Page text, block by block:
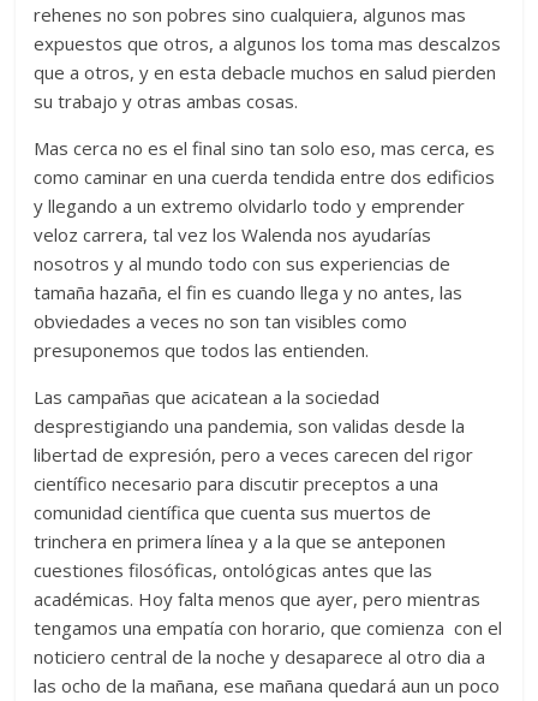
rehenes no son pobres sino cualquiera, algunos mas
expuestos que otros, a algunos los toma mas descalzos
que a otros, y en esta debacle muchos en salud pierden
su trabajo y otras ambas cosas.
Mas cerca no es el final sino tan solo eso, mas cerca, es
como caminar en una cuerda tendida entre dos edificios
y llegando a un extremo olvidarlo todo y emprender
veloz carrera, tal vez los Walenda nos ayudarías
nosotros y al mundo todo con sus experiencias de
tamaña hazaña, el fin es cuando llega y no antes, las
obviedades a veces no son tan visibles como
presuponemos que todos las entienden.
Las campañas que acicatean a la sociedad
desprestigiando una pandemia, son validas desde la
libertad de expresión, pero a veces carecen del rigor
científico necesario para discutir preceptos a una
comunidad científica que cuenta sus muertos de
trinchera en primera línea y a la que se anteponen
cuestiones filosóficas, ontológicas antes que las
académicas. Hoy falta menos que ayer, pero mientras
tengamos una empatía con horario, que comienza con el
noticiero central de la noche y desaparece al otro dia a
las ocho de la mañana, ese mañana quedará aun un poco